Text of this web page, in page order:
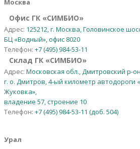
Москва
Офис ГК «СИМБИО»
Адрес: 125212, г. Москва, Головинское
БЦ «Водный», офис 8020
Телефон: +7 (495) 984-53-11
Склад ГК «СИМБИО»
Адрес: Московская обл., Дмитровский р-
г. о. Дмитров, 4-ый километр автодороги
Жуковка»,
владение 57, строение 10
Телефон: +7 (495) 984-53-11 (доб. 504)
Урал